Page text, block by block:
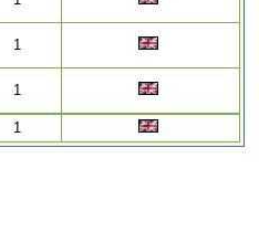
1
1
1